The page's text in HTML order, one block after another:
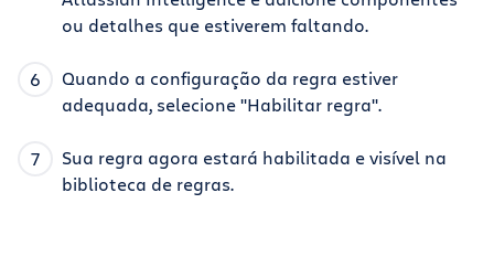
ou detalhes que estiverem faltando.
Quando a configuração da regra estiver
adequada, selecione "Habilitar regra".
Sua regra agora estará habilitada e visível na
biblioteca de regras.